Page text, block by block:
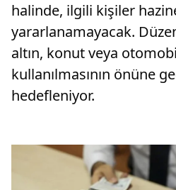
halinde, ilgili kişiler
yararlanamayacak.
altın, konut veya
kullanılmasının önüne
hedefleniyor.